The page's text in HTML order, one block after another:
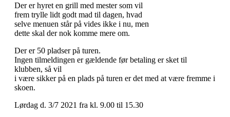
Der er hyret en grill med mester som vil
frem trylle lidt godt mad til dagen, hvad
selve menuen står på vides ikke i nu, men
dette skal der nok komme mere om.
Der er 50 pladser på turen.
Ingen tilmeldingen er gældende før betaling er sket til
klubben, så vil
i være sikker på en plads på turen er det med at være fremme i
skoen.
Lørdag d. 3/7 2021 fra kl. 9.00 til 15.30